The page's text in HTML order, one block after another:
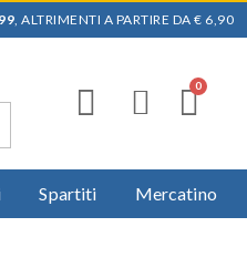
, ALTRIMENTI A PARTIRE DA € 6,90
Spartiti Mercatino